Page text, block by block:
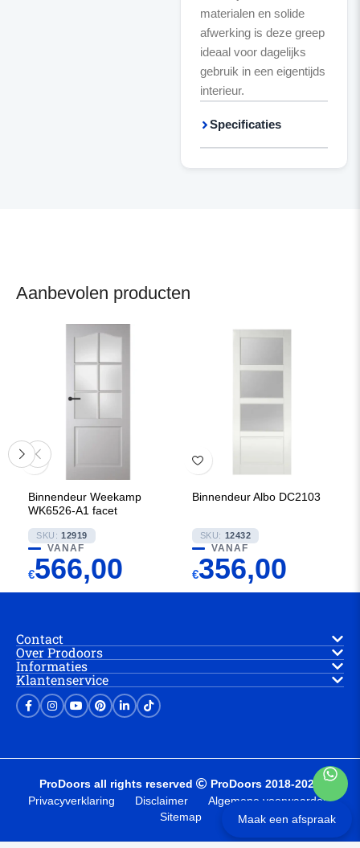
materialen en solide
afwerking is deze greep
ideaal voor dagelijks
gebruik in een eigentijds
interieur.
Specificaties
Aanbevolen producten
Binnendeur Weekamp
WK6526-A1 facet
SKU: 12919
VANAF
€566,00
Binnendeur Albo DC2103
SKU: 12432
VANAF
€356,00
Contact
Over Prodoors
Informaties
Klantenservice
ProDoors all rights reserved
ProDoors 2018-2025
Privacyverklaring
Disclaimer
Algemene voorwaarden
Sitemap
Maak een afspraak